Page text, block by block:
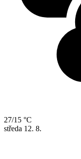
27/15 °C
středa 12. 8.